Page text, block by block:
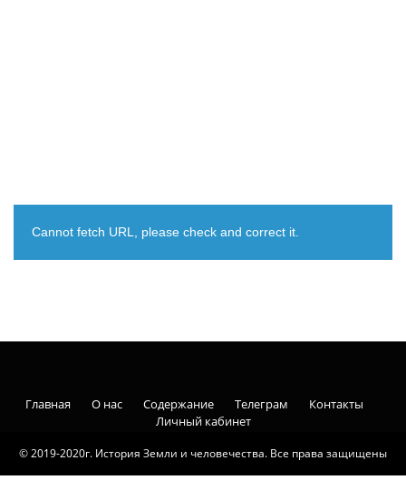
Cannot fetch URL, please check and correct it.
© 2019-2020г. История Земли и человечества. Все права защищены
Главная О нас Содержание Телеграм
Контакты
Личный кабинет